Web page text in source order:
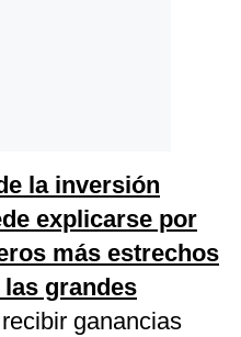
la inversión
explicarse por
más estrechos
grandes
ganancias